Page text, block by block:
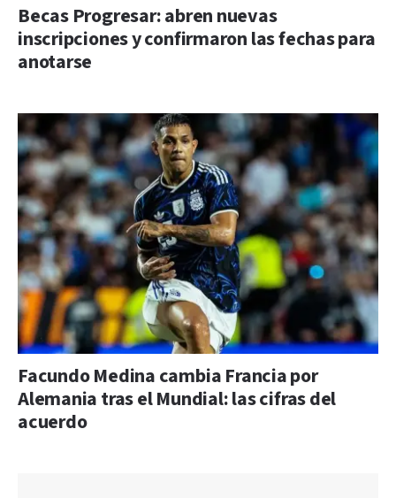
Becas Progresar: abren nuevas
inscripciones y confirmaron las fechas para
anotarse
Facundo Medina cambia Francia por
Alemania tras el Mundial: las cifras del
acuerdo